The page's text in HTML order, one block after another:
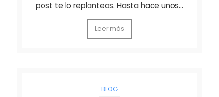
post te lo replanteas. Hasta hace unos…
Leer más
BLOG